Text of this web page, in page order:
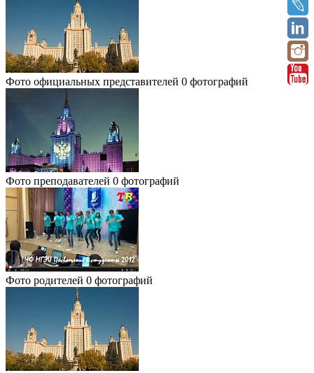
Фото официальных представителей 0 фотографий
Фото преподавателей 0 фотографий
Фото родителей 0 фотографий